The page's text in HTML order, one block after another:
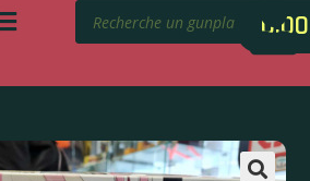
0.00